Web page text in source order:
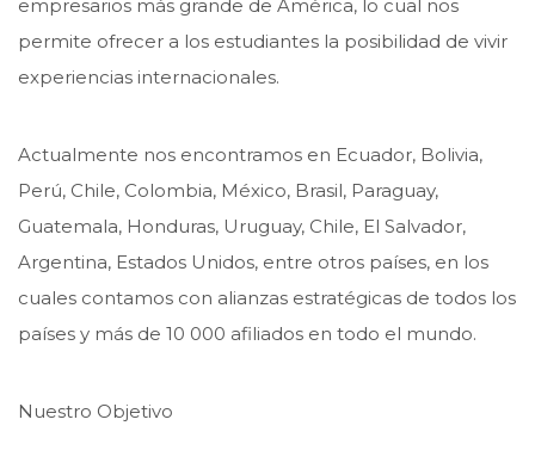
empresarios más grande de América, lo cual nos
permite ofrecer a los estudiantes la posibilidad de vivir
experiencias internacionales.
Actualmente nos encontramos en Ecuador, Bolivia,
Perú, Chile, Colombia, México, Brasil, Paraguay,
Guatemala, Honduras, Uruguay, Chile, El Salvador,
Argentina, Estados Unidos, entre otros países, en los
cuales contamos con alianzas estratégicas de todos los
países y más de 10 000 afiliados en todo el mundo.
Nuestro Objetivo